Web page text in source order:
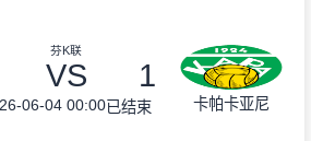
芬K联
VS 1
06-04 00:00已结束 卡帕卡亚尼